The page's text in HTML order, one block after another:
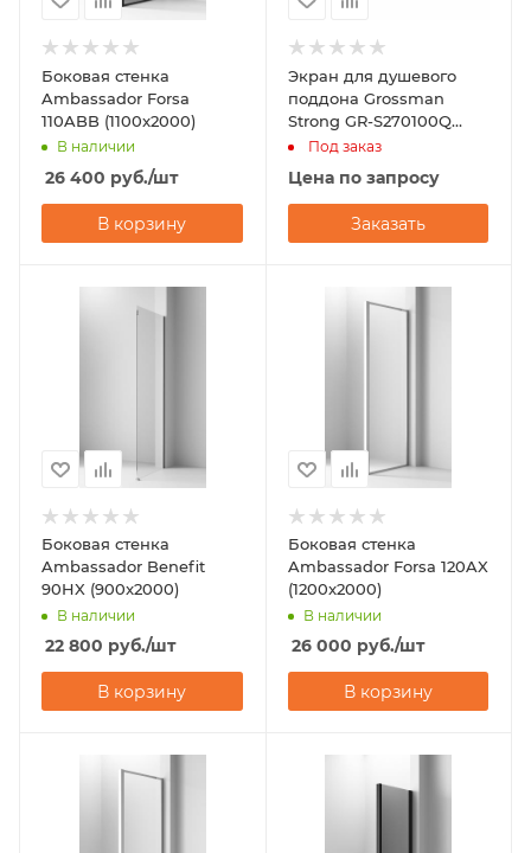
Боковая стенка
Ambassador Forsa
110ABB (1100x2000)
В наличии
26 400 руб./шт
В корзину
Экран для душевого
поддона Grossman
Strong GR-S270100Q
(70х100х)
Под заказ
Цена по запросу
Заказать
Боковая стенка
Ambassador Benefit
90HX (900x2000)
В наличии
22 800 руб./шт
В корзину
Боковая стенка
Ambassador Forsa 120AX
(1200x2000)
В наличии
26 000 руб./шт
В корзину